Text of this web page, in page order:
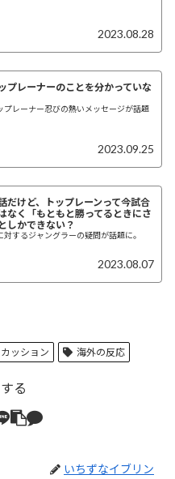
2023.08.28
プレーナーのことを分かっていな
プレーナー忍びの熱いメッセージが話題
2023.09.25
だけど、トップレーンって今試合
なく「もともと勝ってるときにさ
しかできない？
対するジャングラーの疑問が話題に。
2023.08.07
ッション 海外の反応
る
いちずなイブリン